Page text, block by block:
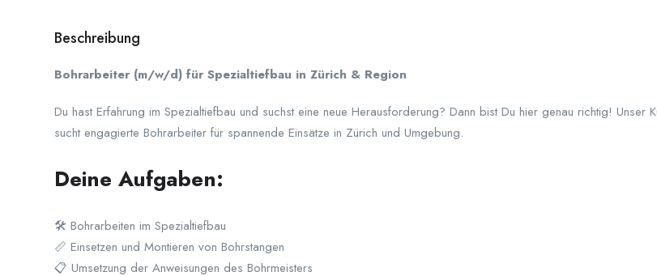
Beschreibung
Bohrarbeiter (m/w/d) für Spezialtiefbau in Zürich & Region
Du hast Erfahrung im Spezialtiefbau und suchst eine neue Herausforderung? Dann bist Du hier genau richtig! Unser
sucht engagierte Bohrarbeiter für spannende Einsätze in Zürich und Umgebung.
Deine Aufgaben:
🛠 Bohrarbeiten im Spezialtiefbau
📏 Einsetzen und Montieren von Bohrstangen
📋 Umsetzung der Anweisungen des Bohrmeisters